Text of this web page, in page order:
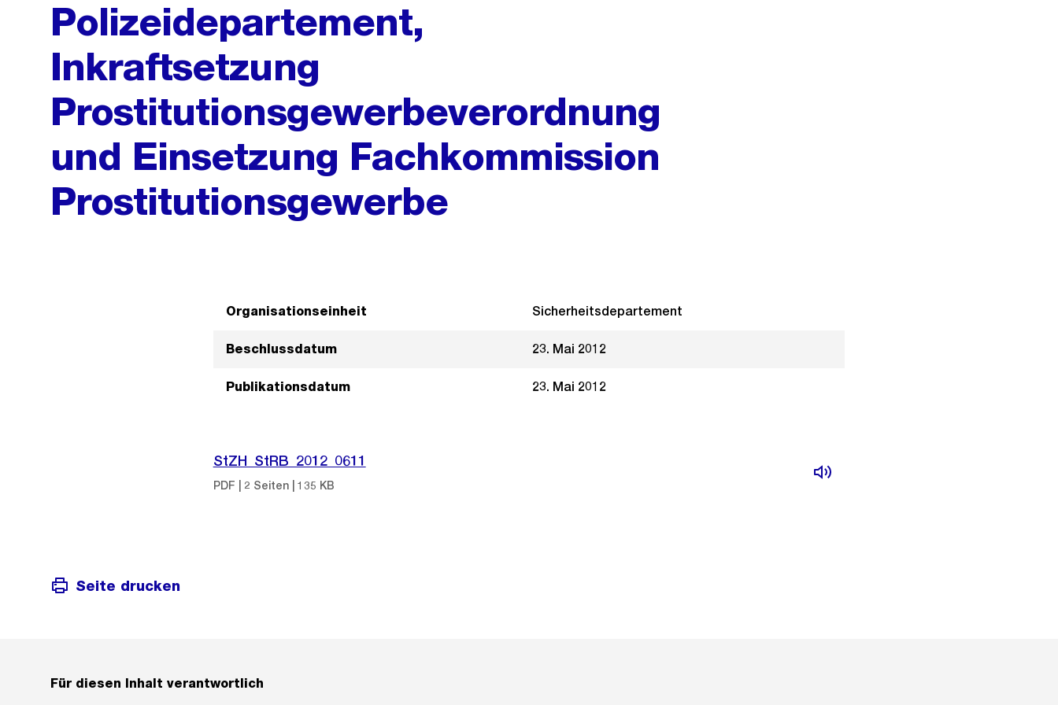
Polizeidepartement,
Inkraftsetzung
Prostitutionsgewerbeverordnung
und Einsetzung Fachkommission
Prostitutionsgewerbe
Organisationseinheit Sicherheitsdepartement
Beschlussdatum 23. Mai 2012
Publikationsdatum 23. Mai 2012
StZH_StRB_2012_0611
PDF | 2 Seiten | 135 KB
Seite drucken
Für diesen Inhalt verantwortlich